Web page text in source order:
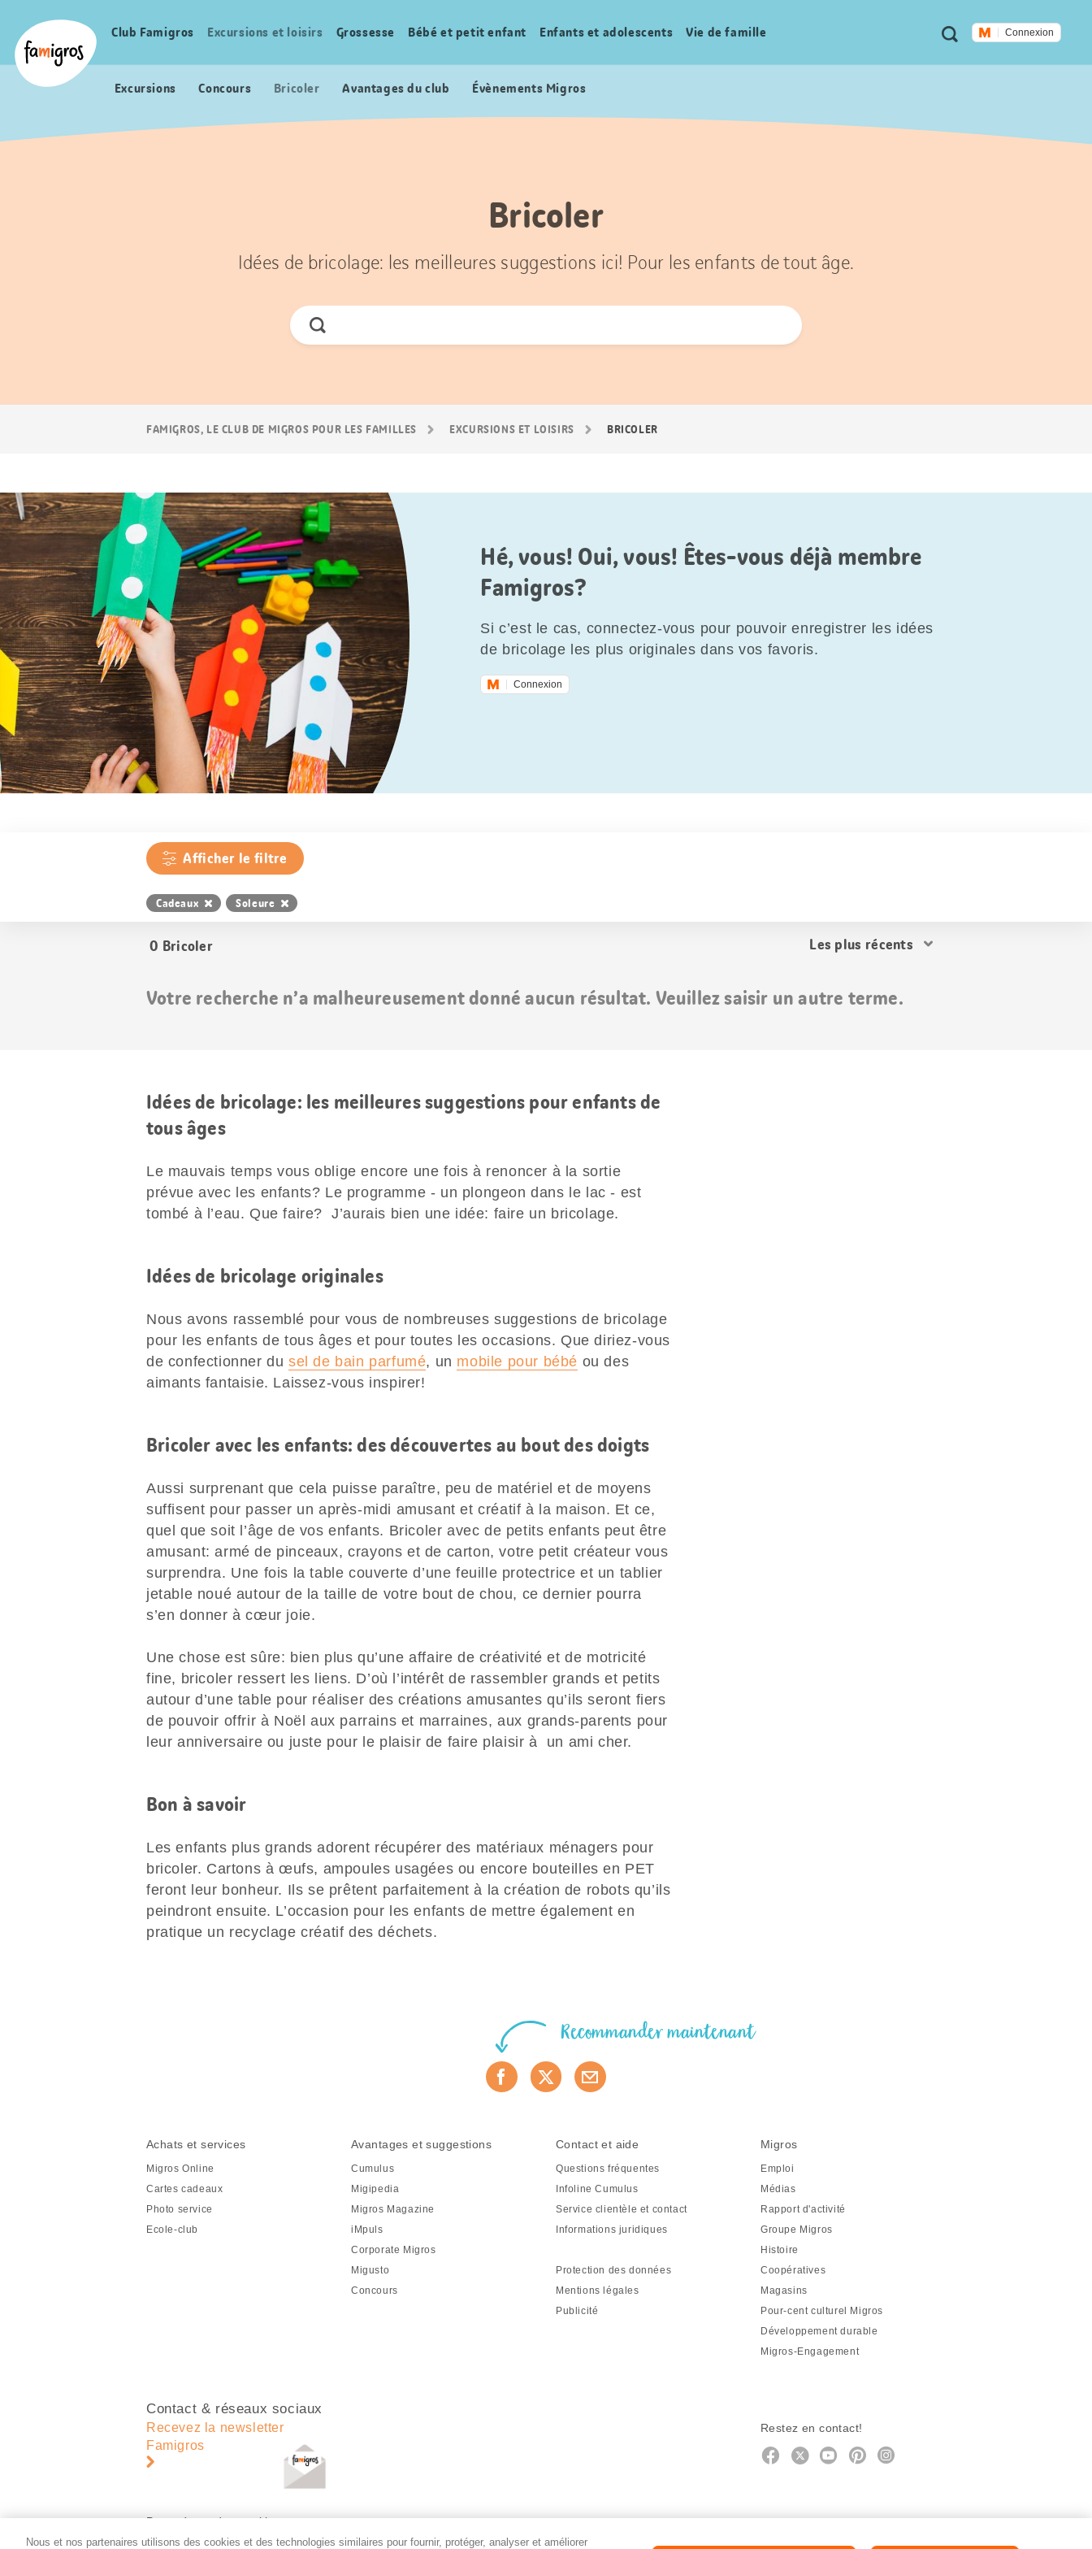
navigation
Logo
Métanavigation
RechercheConnexion
Navigation
Club Famigros Excursions et loisirs Grossesse Bébé et petit enfant Enfants et adolescents Vie de famille
Excursions Concours Bricoler Avantages du club Évènements Migros
Bricoler
Idées de bricolage: les meilleures suggestions ici! Pour les enfants de tout âge.
Chercher
FAMIGROS, LE CLUB DE MIGROS POUR LES FAMILLES EXCURSIONS ET LOISIRS BRICOLER
Hé, vous! Oui, vous! Êtes-vous déjà membre
Famigros?
Si c’est le cas, connectez-vous pour pouvoir enregistrer les idées
de bricolage les plus originales dans vos favoris.
Connexion
Afficher le filtre
Cadeaux Soleure
0 Bricoler
Trier
Votre recherche n’a malheureusement donné aucun résultat. Veuillez saisir un autre terme.
Idées de bricolage: les meilleures suggestions pour enfants de
tous âges
Le mauvais temps vous oblige encore une fois à renoncer à la sortie
prévue avec les enfants? Le programme - un plongeon dans le lac - est
tombé à l’eau. Que faire? J’aurais bien une idée: faire un bricolage.
Idées de bricolage originales
Nous avons rassemblé pour vous de nombreuses suggestions de bricolage
pour les enfants de tous âges et pour toutes les occasions. Que diriez-vous
de confectionner dusel de bain parfumé, un mobile pour bébé ou des
aimants fantaisie. Laissez-vous inspirer!
Bricoler avec les enfants: des découvertes au bout des doigts
Aussi surprenant que cela puisse paraître, peu de matériel et de moyens
suffisent pour passer un après-midi amusant et créatif à la maison. Et ce,
quel que soit l’âge de vos enfants. Bricoler avec de petits enfants peut être
amusant: armé de pinceaux, crayons et de carton, votre petit créateur vous
surprendra. Une fois la table couverte d’une feuille protectrice et un tablier
jetable noué autour de la taille de votre bout de chou, ce dernier pourra
s’en donner à cœur joie.
Une chose est sûre: bien plus qu’une affaire de créativité et de motricité
fine, bricoler ressert les liens. D’où l’intérêt de rassembler grands et petits
autour d’une table pour réaliser des créations amusantes qu’ils seront fiers
de pouvoir offrir à Noël aux parrains et marraines, aux grands-parents pour
leur anniversaire ou juste pour le plaisir de faire plaisir à un ami cher.
Bon à savoir
Les enfants plus grands adorent récupérer des matériaux ménagers pour
bricoler. Cartons à œufs, ampoules usagées ou encore bouteilles en PET
feront leur bonheur. Ils se prêtent parfaitement à la création de robots qu’ils
peindront ensuite. L’occasion pour les enfants de mettre également en
pratique un recyclage créatif des déchets.
Recommander maintenant
Achats et services
Migros Online
Cartes cadeaux
Photo service
Ecole-club
Avantages et suggestions
Cumulus
Migipedia
Migros Magazine
iMpuls
Corporate Migros
Migusto
Concours
Contact et aide
Questions fréquentes
Infoline Cumulus
Service clientèle et contact
Informations juridiques
Protection des données
Mentions légales
Publicité
Migros
Emploi
Médias
Rapport d'activité
Groupe Migros
Histoire
Coopératives
Magasins
Pour-cent culturel Migros
Développement durable
Migros-Engagement
Contact & réseaux sociaux
Recevez la newsletter
Famigros
Restez en contact!
Facebook
http://twitter.com/migros
https://www.youtube.com/user/
PinterestInstagram
Paramètres des cookies
Nous et nos partenaires utilisons des cookies et des technologies similaires pour fournir, protéger, analyser et améliorer